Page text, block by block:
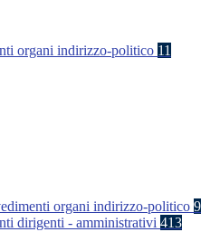
organi indirizzo-politico 11
organi indirizzo-politico 9
dirigenti - amministrativi 413